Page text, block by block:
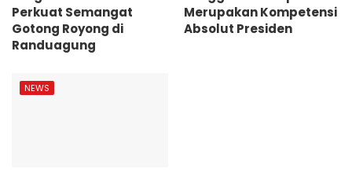
Perkuat Semangat
Gotong Royong di
Randuagung
Merupakan Kompetensi
Absolut Presiden
NEWS